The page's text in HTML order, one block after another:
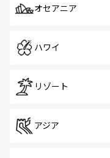
オセアニア
ハワイ
リゾート
アジア